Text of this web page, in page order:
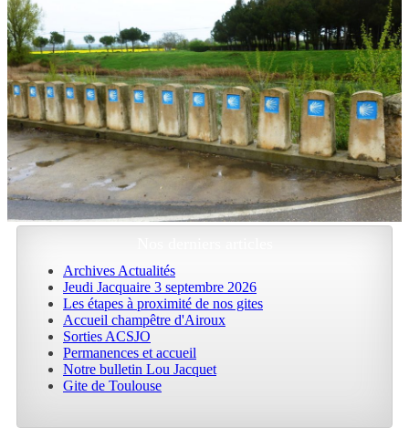
Archives Actualités
Jeudi Jacquaire 3 septembre 2026
Les étapes à proximité de nos gites
Accueil champêtre d'Airoux
Sorties ACSJO
Permanences et accueil
Notre bulletin Lou Jacquet
Gite de Toulouse